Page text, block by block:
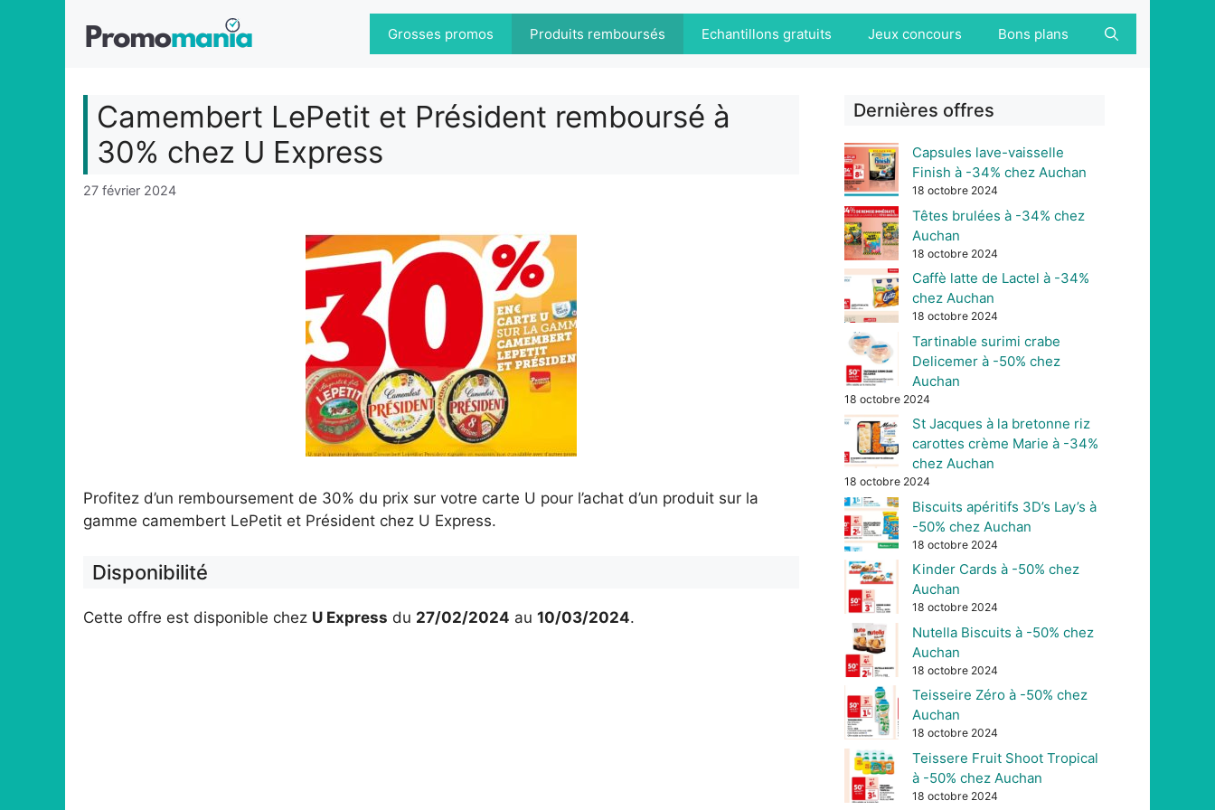
Grosses promos Produits remboursés Echantillons gratuits Jeux concours Bons plans
Camembert LePetit et Président remboursé à
30% chez U Express
27 février 2024
Profitez d’un remboursement de 30% du prix sur votre carte U pour l’achat d’un produit sur la
gamme camembert LePetit et Président chez U Express.
Disponibilité
Cette offre est disponible chez U Express du 27/02/2024 au 10/03/2024.
Dernières offres
Capsules lave-vaisselle
Finish à -34% chez Auchan
18 octobre 2024
Têtes brulées à -34% chez
Auchan
18 octobre 2024
Caffè latte de Lactel à -34%
chez Auchan
18 octobre 2024
Tartinable surimi crabe
Delicemer à -50% chez
Auchan
18 octobre 2024
St Jacques à la bretonne riz
carottes crème Marie à -34%
chez Auchan
18 octobre 2024
Biscuits apéritifs 3D’s Lay’s à
-50% chez Auchan
18 octobre 2024
Kinder Cards à -50% chez
Auchan
18 octobre 2024
Nutella Biscuits à -50% chez
Auchan
18 octobre 2024
Teisseire Zéro à -50% chez
Auchan
18 octobre 2024
Teissere Fruit Shoot Tropical
à -50% chez Auchan
18 octobre 2024